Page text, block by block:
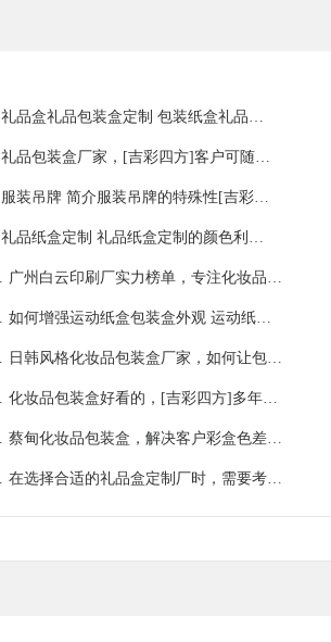
礼品盒礼品包装盒定制 包装纸盒礼品盒
礼品包装盒厂家，[吉彩四方]客户可随时
服装吊牌 简介服装吊牌的特殊性[吉彩四
礼品纸盒定制 礼品纸盒定制的颜色利
广州白云印刷厂实力榜单，专注化妆品包
如何增强运动纸盒包装盒外观 运动纸盒
日韩风格化妆品包装盒厂家，如何让包装
化妆品包装盒好看的，[吉彩四方]多年经
蔡甸化妆品包装盒，解决客户彩盒色差的
在选择合适的礼品盒定制厂时，需要考虑